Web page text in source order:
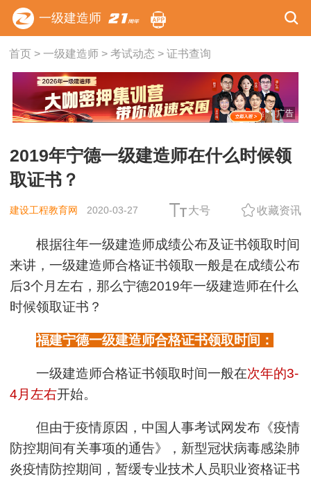
一级建造师
首页> 一级建造师> 考试动态 > 证书查询
广告
2019年宁德一级建造师在什么时候领
取证书？
建设工程教育网 2020-03-27 大号 收藏资讯
根据往年一级建造师成绩公布及证书领取时间
来讲，一级建造师合格证书领取一般是在成绩公布
后3个月左右，那么宁德2019年一级建造师在什么
时候领取证书？
福建宁德一级建造师合格证书领取时间：
一级建造师合格证书领取时间一般在次年的3-
4月左右开始。
但由于疫情原因，中国人事考试网发布《疫情
防控期间有关事项的通告》，新型冠状病毒感染肺
炎疫情防控期间，暂缓专业技术人员职业资格证书